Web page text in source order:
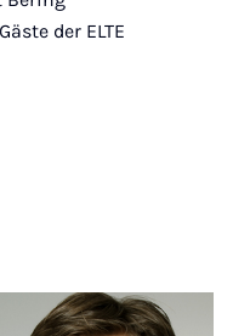
der ELTE